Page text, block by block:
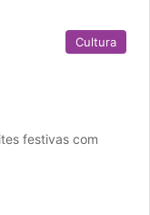
Cultura
festivas com